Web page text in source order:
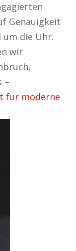
Genauigkeit
die Uhr.
wir
–
für moderne